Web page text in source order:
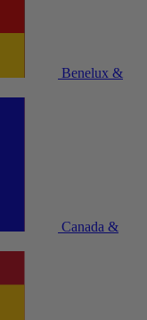
Benelux &
Canada &